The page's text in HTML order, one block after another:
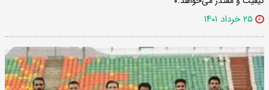
۲۵ خرداد ۱۴۰۱